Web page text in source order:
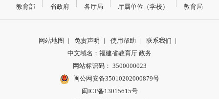
教育部 省政府 各厅局 厅属单位（学校） 教育局
网站地图 | 免责声明 | 使用帮助 | 联系我们 |
中文域名：福建省教育厅.政务
网站标识码： 3500000023
闽公网安备35010202000879号
闽ICP备13015615号